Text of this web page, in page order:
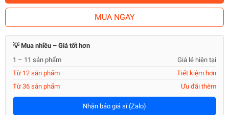
MUA NGAY
💡 Mua nhiều – Giá tốt hơn
1 – 11 sản phẩm
Giá lẻ hiện tại
Từ 12 sản phẩm
Tiết kiệm hơn
Từ 36 sản phẩm
Ưu đãi thêm
Nhận báo giá sỉ (Zalo)